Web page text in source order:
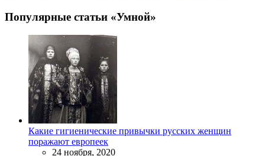
Популярные статьи «Умной»
Какие гигиенические привычки русских женщин
поражают европеек
24 ноября, 2020